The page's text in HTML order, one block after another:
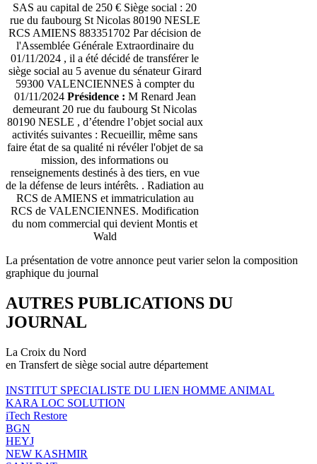
SAS au capital de 250 € Siège social : 20
rue du faubourg St Nicolas 80190 NESLE
RCS AMIENS 883351702 Par décision de
l'Assemblée Générale Extraordinaire du
01/11/2024 , il a été décidé de transférer le
siège social au 5 avenue du sénateur Girard
59300 VALENCIENNES à compter du
01/11/2024 Présidence : M Renard Jean
demeurant 20 rue du faubourg St Nicolas
80190 NESLE , d’étendre l’objet social aux
activités suivantes : Recueillir, même sans
faire état de sa qualité ni révéler l'objet de sa
mission, des informations ou
renseignements destinés à des tiers, en vue
de la défense de leurs intérêts. . Radiation au
RCS de AMIENS et immatriculation au
RCS de VALENCIENNES. Modification
du nom commercial qui devient Montis et
Wald
La présentation de votre annonce peut varier selon la composition
graphique du journal
AUTRES PUBLICATIONS DU
JOURNAL
La Croix du Nord
en Transfert de siège social autre département
INSTITUT SPECIALISTE DU LIEN HOMME ANIMAL
KARA LOC SOLUTION
iTech Restore
BGN
HEYJ
NEW KASHMIR